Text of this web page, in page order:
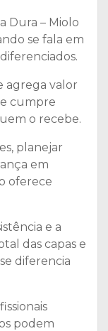
Dura – Miolo
se fala em
agrega valor
cumpre
o recebe.
planejar
em
oferece
e a
das capas e
diferencia
podem